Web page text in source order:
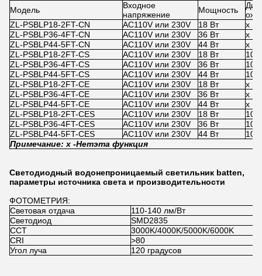
Модель
Входное
напряжение
Мощность
ZL-PSBLP18-2FT-CN
AC110V или 230V 18 Вт
x
ZL-PSBLP36-4FT-CN
AC110V или 230V 36 Вт
x
ZL-PSBLP44-5FT-CN
AC110V или 230V 44 Вт
x
ZL-PSBLP18-2FT-CS
AC110V или 230V 18 Вт
ZL-PSBLP36-4FT-CS
AC110V или 230V 36 Вт
ZL-PSBLP44-5FT-CS
AC110V или 230V 44 Вт
ZL-PSBLP18-2FT-CE
AC110V или 230V 18 Вт
x
ZL-PSBLP36-4FT-CE
AC110V или 230V 36 Вт
x
ZL-PSBLP44-5FT-CE
AC110V или 230V 44 Вт
x
ZL-PSBLP18-2FT-CES
AC110V или 230V 18 Вт
ZL-PSBLP36-4FT-CES
AC110V или 230V 36 Вт
ZL-PSBLP44-5FT-CES
AC110V или 230V 44 Вт
Примечание: x -Нетэта функция
Светодиодный водонепроницаемый светильник batten,
параметры источника света и производительности
ФОТОМЕТРИЯ:
Световая отдача
110-140 лм/Вт
Светодиод
SMD2835
CCT
3000K/4000K/5000K/6000K
CRI
>80
Угол луча
120 градусов